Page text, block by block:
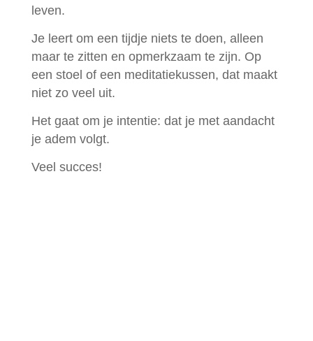
leven.
Je leert om een tijdje niets te doen, alleen
maar te zitten en opmerkzaam te zijn. Op
een stoel of een meditatiekussen, dat maakt
niet zo veel uit.
Het gaat om je intentie: dat je met aandacht
je adem volgt.
Veel succes!